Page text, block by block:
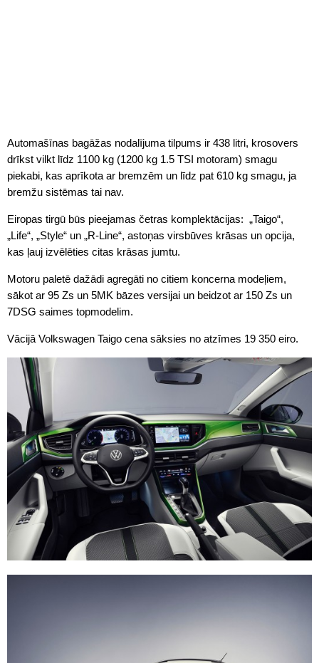
Automašīnas bagāžas nodalījuma tilpums ir 438 litri, krosovers
drīkst vilkt līdz 1100 kg (1200 kg 1.5 TSI motoram) smagu
piekabi, kas aprīkota ar bremzēm un līdz pat 610 kg smagu, ja
bremžu sistēmas tai nav.
Eiropas tirgū būs pieejamas četras komplektācijas: „Taigo“,
„Life“, „Style“ un „R-Line“, astoņas virsbūves krāsas un opcija,
kas ļauj izvēlēties citas krāsas jumtu.
Motoru paletē dažādi agregāti no citiem koncerna modeļiem,
sākot ar 95 Zs un 5MK bāzes versijai un beidzot ar 150 Zs un
7DSG saimes topmodelim.
Vācijā Volkswagen Taigo cena sāksies no atzīmes 19 350 eiro.